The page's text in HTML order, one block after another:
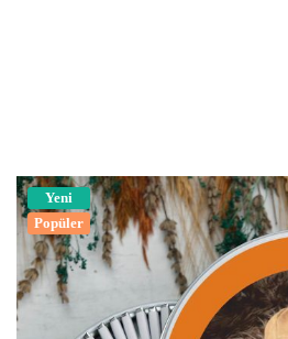
Yeni
Popüler